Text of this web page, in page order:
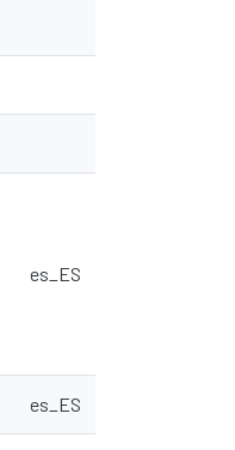
es_ES
es_ES